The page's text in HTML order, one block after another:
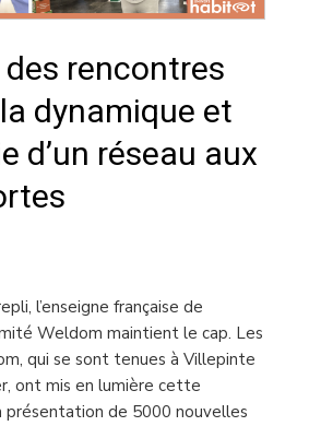
rencontres
dynamique et
d’un réseau aux
l’enseigne française de
Weldom maintient le cap. Les
qui se sont tenues à Villepinte
ont mis en lumière cette
présentation de 5000 nouvelles